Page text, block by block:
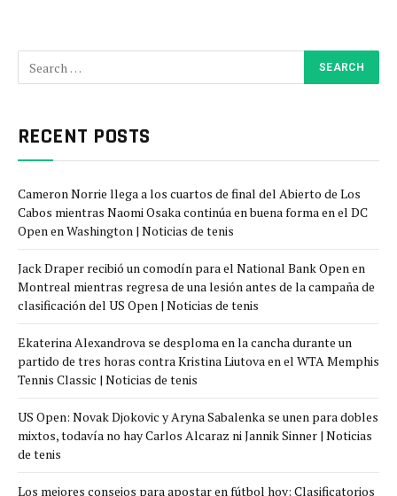
RECENT POSTS
Cameron Norrie llega a los cuartos de final del Abierto de Los
Cabos mientras Naomi Osaka continúa en buena forma en el DC
Open en Washington | Noticias de tenis
Jack Draper recibió un comodín para el National Bank Open en
Montreal mientras regresa de una lesión antes de la campaña de
clasificación del US Open | Noticias de tenis
Ekaterina Alexandrova se desploma en la cancha durante un
partido de tres horas contra Kristina Liutova en el WTA Memphis
Tennis Classic | Noticias de tenis
US Open: Novak Djokovic y Aryna Sabalenka se unen para dobles
mixtos, todavía no hay Carlos Alcaraz ni Jannik Sinner | Noticias
de tenis
Los mejores consejos para apostar en fútbol hoy: Clasificatorios